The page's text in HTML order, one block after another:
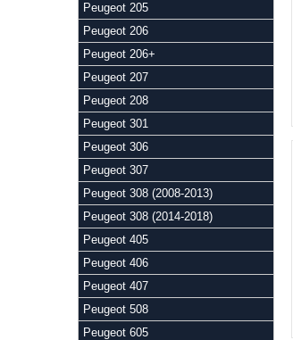
Peugeot 205
Peugeot 206
Peugeot 206+
Peugeot 207
Peugeot 208
Peugeot 301
Peugeot 306
Peugeot 307
Peugeot 308 (2008-2013)
Peugeot 308 (2014-2018)
Peugeot 405
Peugeot 406
Peugeot 407
Peugeot 508
Peugeot 605